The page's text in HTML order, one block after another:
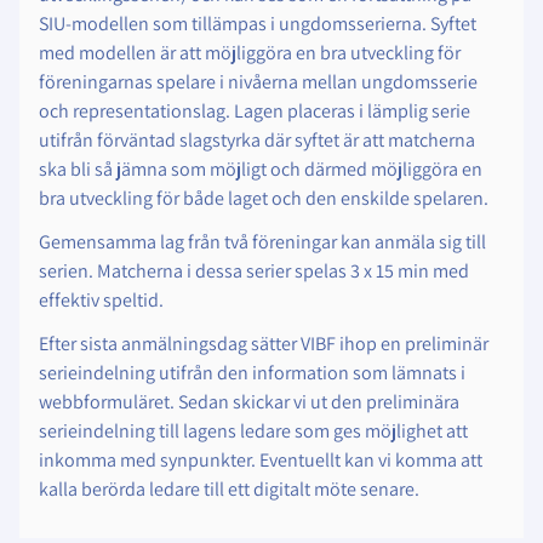
SIU-modellen som tillämpas i ungdomsserierna. Syftet
med modellen är att möjliggöra en bra utveckling för
föreningarnas spelare i nivåerna mellan ungdomsserie
och representationslag. Lagen placeras i lämplig serie
utifrån förväntad slagstyrka där syftet är att matcherna
ska bli så jämna som möjligt och därmed möjliggöra en
bra utveckling för både laget och den enskilde spelaren.
Gemensamma lag från två föreningar kan anmäla sig till
serien. Matcherna i dessa serier spelas 3 x 15 min med
effektiv speltid.
Efter sista anmälningsdag sätter VIBF ihop en preliminär
serieindelning utifrån den information som lämnats i
webbformuläret. Sedan skickar vi ut den preliminära
serieindelning till lagens ledare som ges möjlighet att
inkomma med synpunkter. Eventuellt kan vi komma att
kalla berörda ledare till ett digitalt möte senare.